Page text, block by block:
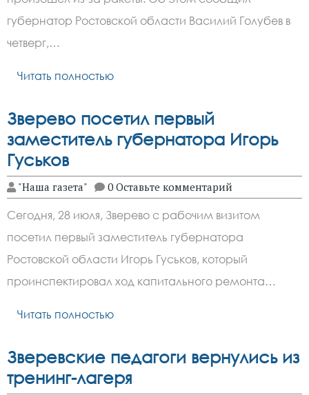
губернатор Ростовской области Василий Голубев в
четверг,…
Читать полностью
Зверево посетил первый
заместитель губернатора Игорь
Гуськов
"Наша газета" 0 Оставьте комментарий
Сегодня, 28 июля, Зверево с рабочим визитом
посетил первый заместитель губернатора
Ростовской области Игорь Гуськов, который
проинспектировал ход капитального ремонта…
Читать полностью
Зверевские педагоги вернулись из
тренинг-лагеря